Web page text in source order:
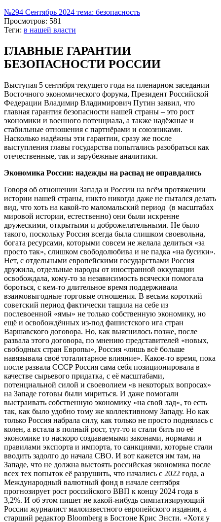
№294 Сентябрь 2024 тема: безопасность
Просмотров: 581
Теги: в нашей власти
ГЛАВНЫЕ ГАРАНТИИ
БЕЗОПАСНОСТИ РОССИИ
Выступая 5 сентября текущего года на пленарном заседании
Восточного экономического форума, Президент Российской
Федерации Владимир Владимирович Путин заявил, что
главная гарантия безопасности нашей страны – это рост
экономики и военного потенциала, а также надёжные и
стабильные отношения с партнёрами и союзниками.
Насколько надёжны эти гарантии, сразу же после
выступления главы государства попытались разобраться как
отечественные, так и зарубежные аналитики.
Экономика России: надежды на распад не оправдались
Говоря об отношении Запада и России на всём протяжении
истории нашей страны, никто никогда даже не пытался делать
вид, что хоть на какой-то маломальский период (в масштабах
мировой истории, естественно) они были искренне
дружескими, открытыми и доброжелательными. Не было
такого, поскольку Россия всегда была слишком своевольна,
богата ресурсами, которыми совсем не желала делиться «за
просто так», слишком свободолюбива и не падка «на бусики».
Нет, с отдельными европейскими государствами Россия
дружила, отдельные народы от иностранной оккупации
освобождала, кому-то за независимость всячески помогала
бороться, с кем-то длительное время поддерживала
взаимовыгодные торговые отношения. В весьма короткий
советский период фактически тащила на себе из
послевоенной «ямы» не только собственную экономику, но
ещё и освобождённых из-под фашистского ига стран
Варшавского договора. Но, как выяснилось позже, после
развала этого договора, по мнению представителей «новых,
свободных стран Европы», Россия «лишь всё больше
навязывала своё тоталитарное влияние». Какое-то время, пока
после развала СССР Россия сама себя позиционировала в
качестве сырьевого придатка, с её масштабами,
потенциальной силой и своеволием «в некоторых вопросах»
на Западе готовы были мириться. И даже помогали
выстраивать собственную экономику «на свой лад», то есть
так, как было удобно тому же коллективному Западу. Но как
только Россия набрала силу, как только не просто поднялась с
колен, а встала в полный рост, тут-то и стали бить по её
экономике то наскоро создаваемыми законами, нормами и
правилами экспорта и импорта, то санкциями, которые стали
вводить задолго до начала СВО. И вот кажется им там, на
Западе, что не должна выстоять российская экономика после
всех тех попыток её разрушить, что начались с 2022 года, а
Международный валютный фонд в начале сентября
прогнозирует рост российского ВВП к концу 2024 года в
3,2%. И об этом пишет не какой-нибудь симпатизирующий
России журналист малоизвестного европейского издания, а
старший редактор Bloomberg в Бостоне Крис Энсти. «Хотя у